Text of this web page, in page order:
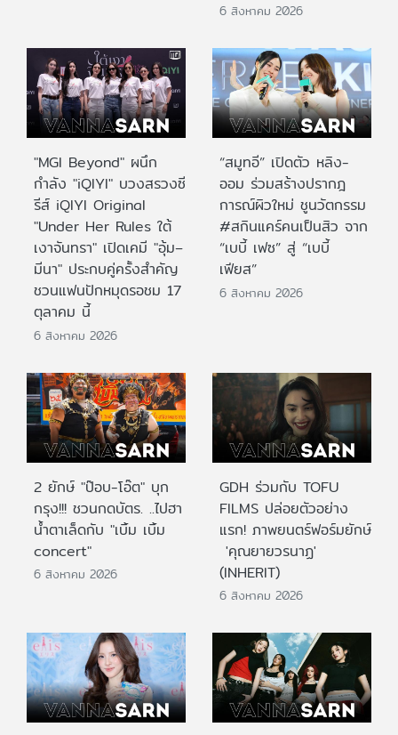
6 สิงหาคม 2026
"MGI Beyond" ผนึก
กำลัง "iQIYI" บวงสรวงซี
รีส์ iQIYI Original
"Under Her Rules ใต้
เงาจันทรา" เปิดเคมี "อุ้ม–
มีนา" ประกบคู่ครั้งสำคัญ
ชวนแฟนปักหมุดรอชม 17
ตุลาคม นี้
6 สิงหาคม 2026
“สมูทอี” เปิดตัว หลิง-
ออม ร่วมสร้างปรากฎ
การณ์ผิวใหม่ ชูนวัตกรรม
#สกินแคร์คนเป็นสิว จาก
“เบบี้ เฟซ” สู่ “เบบี้
เฟียส”
6 สิงหาคม 2026
2 ยักษ์ "ป๊อบ-โอ๊ต" บุก
กรุง!!! ชวนกดบัตร. ..ไปฮา
น้ำตาเล็ดกับ "เบิ้ม เบิ้ม
concert"
6 สิงหาคม 2026
GDH ร่วมกับ TOFU
FILMS ปล่อยตัวอย่าง
แรก! ภาพยนตร์ฟอร์มยักษ์
'คุณยายวรนาฏ'
(INHERIT)
6 สิงหาคม 2026